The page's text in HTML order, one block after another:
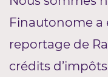
Finautonome a
reportage de
crédits